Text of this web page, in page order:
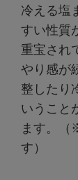
冷える塩
すい性質
重宝され
やり感が
整したり
いうこと
ます。（
す）